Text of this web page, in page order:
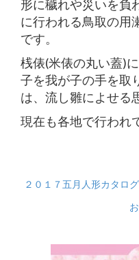
形に穢れや災いを負
に行われる鳥取の用
です。
桟俵(米俵の丸い蓋)
子を我が子の手を取
は、流し雛によせる
現在も各地で行われ
２０１７五月人形カタロ